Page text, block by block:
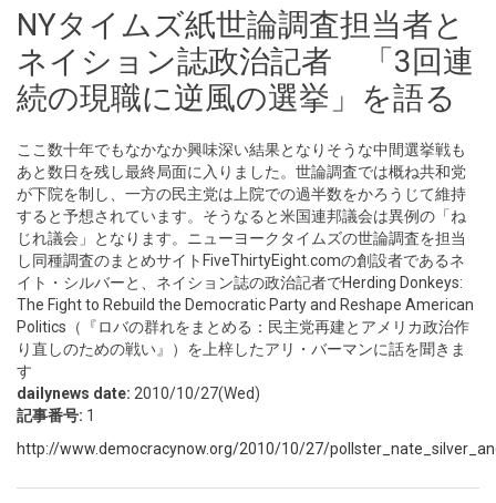
NYタイムズ紙世論調査担当者と
ネイション誌政治記者 「3回連
続の現職に逆風の選挙」を語る
ここ数十年でもなかなか興味深い結果となりそうな中間選挙戦も
あと数日を残し最終局面に入りました。世論調査では概ね共和党
が下院を制し、一方の民主党は上院での過半数をかろうじて維持
すると予想されています。そうなると米国連邦議会は異例の「ね
じれ議会」となります。ニューヨークタイムズの世論調査を担当
し同種調査のまとめサイトFiveThirtyEight.comの創設者であるネ
イト・シルバーと、ネイション誌の政治記者でHerding Donkeys:
The Fight to Rebuild the Democratic Party and Reshape American
Politics（『ロバの群れをまとめる：民主党再建とアメリカ政治作
り直しのための戦い』）を上梓したアリ・バーマンに話を聞きま
す
dailynews date: 2010/10/27(Wed)
記事番号: 1
http://www.democracynow.org/2010/10/27/